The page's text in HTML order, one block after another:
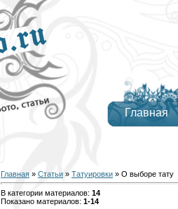
Главная
Главная » Статьи » Татуировки » О выборе тату
В категории материалов: 14
Показано материалов: 1-14